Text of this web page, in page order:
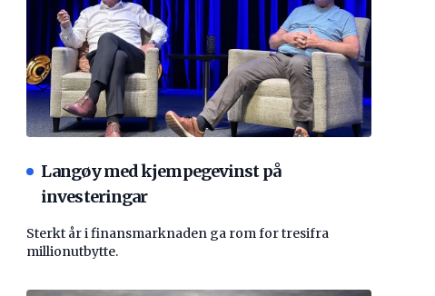
Langøy med kjempegevinst på
investeringar
Sterkt år i finansmarknaden ga rom for tresifra
millionutbytte.